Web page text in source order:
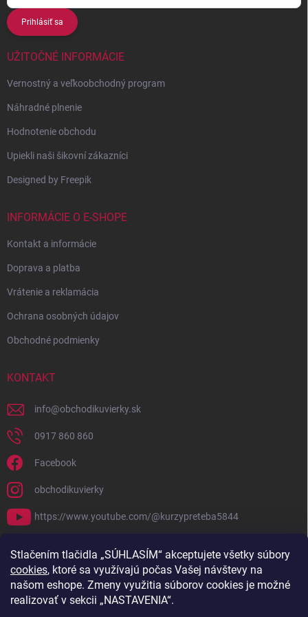
Stlačením tlačidla „SÚHLASÍM“ akceptujete všetky súbory
cookies, ktoré sa využívajú počas Vašej návštevy na
našom eshope. Zmeny využitia súborov cookies je možné
realizovať v sekcii „NASTAVENIA“.
Prihlásiť sa
UŽITOČNÉ INFORMÁCIE
Vernostný a veľkoobchodný program
Náhradné plnenie
Hodnotenie obchodu
Upiekli naši šikovní zákazníci
Designed by Freepik
INFORMÁCIE O E-SHOPE
Kontakt a informácie
Doprava a platba
Vrátenie a reklamácia
Ochrana osobných údajov
Obchodné podmienky
KONTAKT
info@obchodikuvierky.sk
0917 860 860
Facebook
obchodikuvierky
https://www.youtube.com/@kurzypreteba5844
PRIJÍMAME ONLINE PLATBY